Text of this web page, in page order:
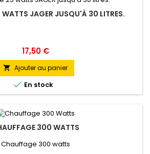
JAGER JUSQU'À 30 LITRES.
Prix
17,50 €
 Ajouter au panier
 En stock
300 WATTS
Chauffage 300 watts